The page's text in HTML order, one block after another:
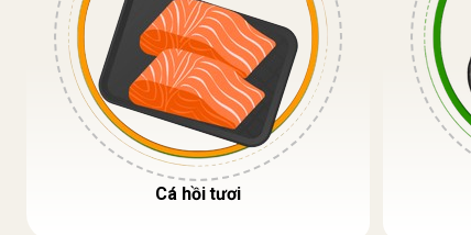
Cá hồi tươi